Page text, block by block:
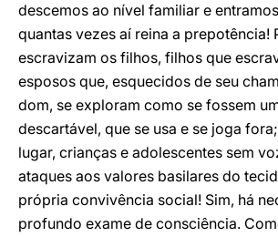
descemos ao nível familiar e
quantas vezes aí reina a prepotência!
escravizam os filhos, filhos que
esposos que, esquecidos de seu
dom, se exploram como se fossem
descartável, que se usa e se joga
lugar, crianças e adolescentes sem
ataques aos valores basilares do
própria convivência social! Sim, há
profundo exame de consciência.